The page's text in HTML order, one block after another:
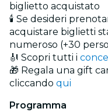
biglietto acquistato
🕯️ Se desideri
acquistare biglietti
numeroso (+30
🎻 Scopri tutti i
🎁 Regala una gift
cliccando qui
Programma